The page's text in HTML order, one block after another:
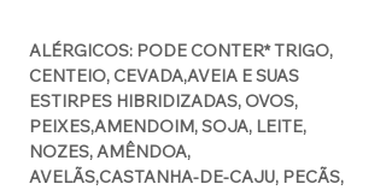
ALÉRGICOS: PODE CONTER* TRIGO,
CENTEIO, CEVADA,AVEIA E SUAS
ESTIRPES HIBRIDIZADAS, OVOS,
PEIXES,AMENDOIM, SOJA, LEITE,
NOZES, AMÊNDOA,
AVELÃS,CASTANHA-DE-CAJU, PECÃS,